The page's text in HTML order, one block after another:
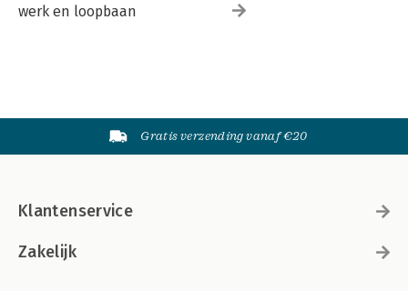
werk en loopbaan
Gratis verzending vanaf €20
Klantenservice
Zakelijk